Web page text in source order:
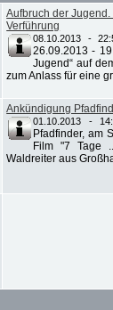
Aufbruch der
Verführung
08.10.2013 -
26.09.2013 -
Jugend“ auf
zum Anlass für eine
Ankündigung
01.10.2013 -
Pfadfinder, am
Film "7 Tage
Waldreiter aus